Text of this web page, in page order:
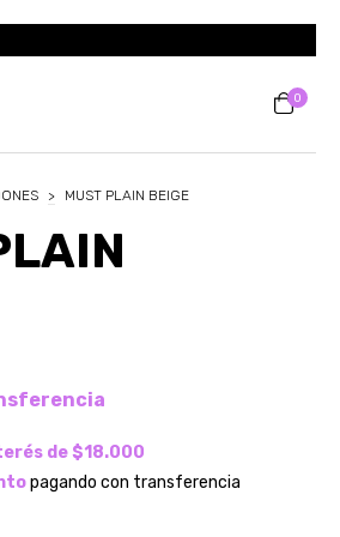
0
> MUST PLAIN BEIGE
de$18.000
pagando con transferencia